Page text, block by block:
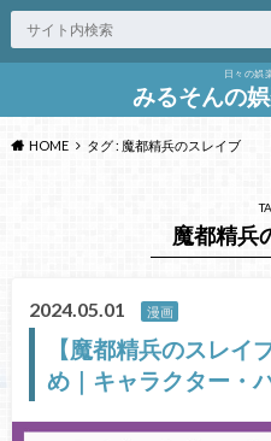
日々の娯
みるそんの
HOME タグ : 魔都精兵のスレイブ
魔都精兵
2024.05.01 漫画
【魔都精兵のスレイ
め｜キャラクター・